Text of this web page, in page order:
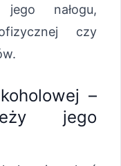
jego nałogu,
czy
–
jego